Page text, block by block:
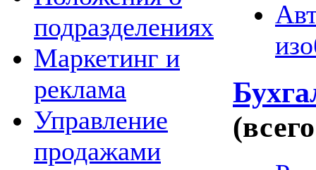
подразделениях
Маркетинг и
реклама
Управление
продажами